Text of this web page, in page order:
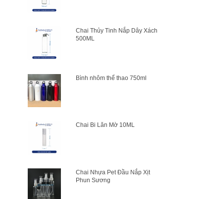
Chai Thủy Tinh Nắp Dây Xách
500ML
Bình nhôm thể thao 750ml
Chai Bi Lăn Mờ 10ML
Chai Nhựa Pet Đầu Nắp Xịt
Phun Sương